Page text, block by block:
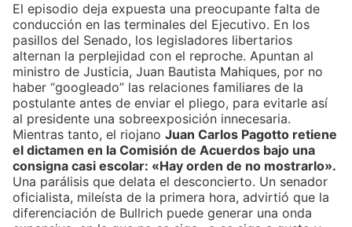
El episodio deja expuesta una preocupante falta de
conducción en las terminales del Ejecutivo. En los
pasillos del Senado, los legisladores libertarios
alternan la perplejidad con el reproche. Apuntan al
ministro de Justicia, Juan Bautista Mahiques, por no
haber “googleado” las relaciones familiares de la
postulante antes de enviar el pliego, para evitarle así
al presidente una sobreexposición innecesaria.
Mientras tanto, el riojano Juan Carlos Pagotto retiene
el dictamen en la Comisión de Acuerdos bajo una
consigna casi escolar: «Hay orden de no mostrarlo».
Una parálisis que delata el desconcierto. Un senador
oficialista, mileísta de la primera hora, advirtió que la
diferenciación de Bullrich puede generar una onda